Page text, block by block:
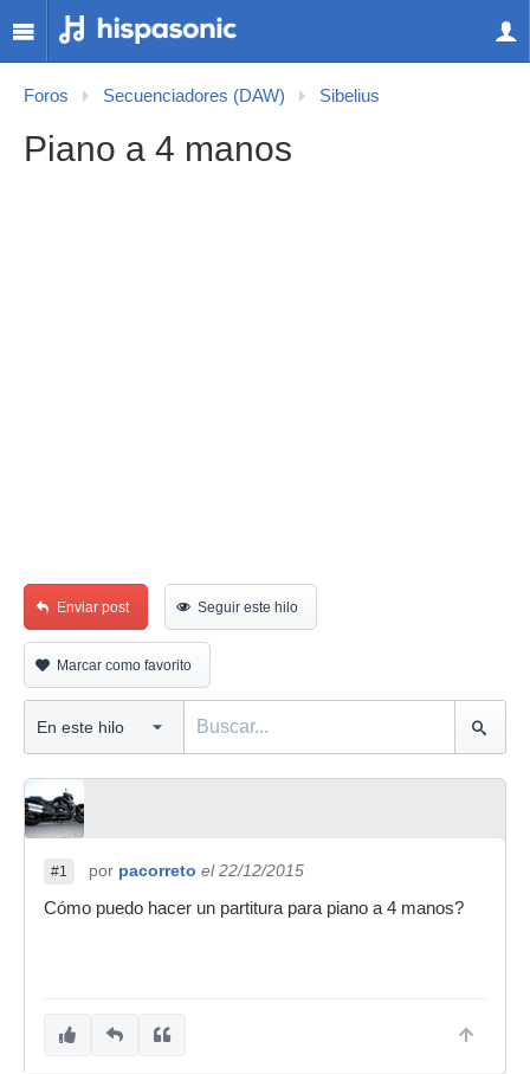
Foros Secuenciadores (DAW) Sibelius
Piano a 4 manos
Enviar post Seguir este hilo
Marcar como favorito
#1 por pacorreto el 22/12/2015
Cómo puedo hacer un partitura para piano a 4 manos?